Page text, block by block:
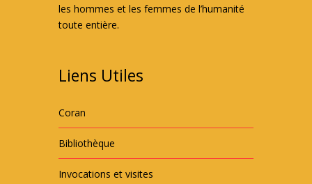
les hommes et les femmes de l’humanité
toute entière.
Liens Utiles
Coran
Bibliothèque
Invocations et visites